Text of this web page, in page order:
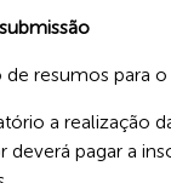
de resumos para
a realização
deverá pagar a